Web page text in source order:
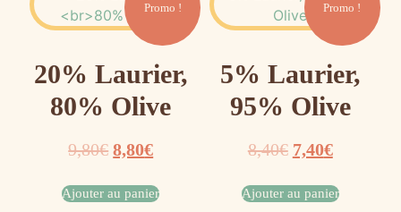
Promo !
20% Laurier,
80% Olive
9,80€ 8,80€
Ajouter au panier
Promo !
5% Laurier,
95% Olive
8,40€ 7,40€
Ajouter au panier